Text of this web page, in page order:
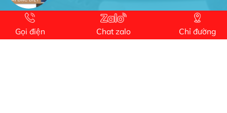
Dự án nhà phố đẹp lên nhờ đội thợ điện từ dịch
vụ
Gọi điện Chat zalo Chỉ đường